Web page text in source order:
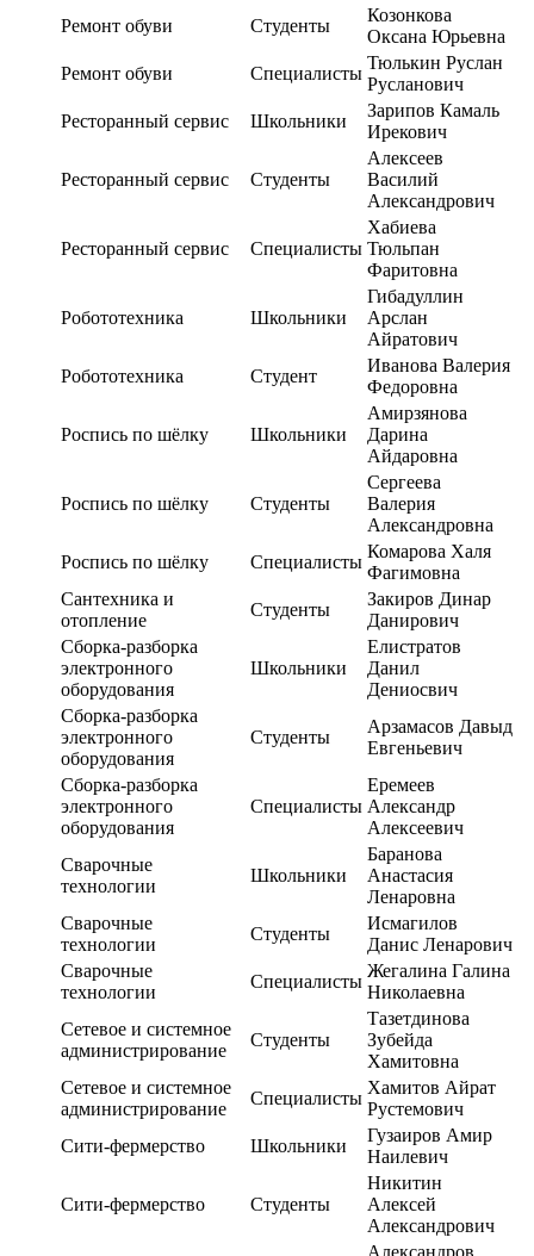
Ремонт обуви
Студенты
Козонкова
Оксана Юрьевна
Ремонт обуви
Специалисты
Тюлькин Руслан
Русланович
Ресторанный сервис
Школьники
Зарипов Камаль
Ирекович
Ресторанный сервис Студенты
Алексеев
Василий
Александрович
Ресторанный сервис Специалисты
Хабиева
Тюльпан
Фаритовна
Робототехника Школьники
Гибадуллин
Арслан
Айратович
Робототехника
Студент
Иванова Валерия
Федоровна
Роспись по шёлку Школьники
Амирзянова
Дарина
Айдаровна
Роспись по шёлку Студенты
Сергеева
Валерия
Александровна
Роспись по шёлку
Специалисты
Комарова Халя
Фагимовна
Сантехника и
отопление
Студенты
Закиров Динар
Данирович
Сборка-разборка
электронного
оборудования
Школьники
Елистратов
Данил
Дениосвич
Сборка-разборка
электронного
оборудования
Студенты
Арзамасов Давыд
Евгеньевич
Сборка-разборка
электронного
оборудования
Специалисты
Еремеев
Александр
Алексеевич
Сварочные
технологии
Школьники
Баранова
Анастасия
Ленаровна
Сварочные
технологии
Студенты
Исмагилов
Данис Ленарович
Сварочные
технологии
Специалисты
Жегалина Галина
Николаевна
Сетевое и системное
администрирование
Студенты
Тазетдинова
Зубейда
Хамитовна
Сетевое и системное
администрирование
Специалисты
Хамитов Айрат
Рустемович
Сити-фермерство
Школьники
Гузаиров Амир
Наилевич
Сити-фермерство Студенты
Никитин
Алексей
Александрович
Александров